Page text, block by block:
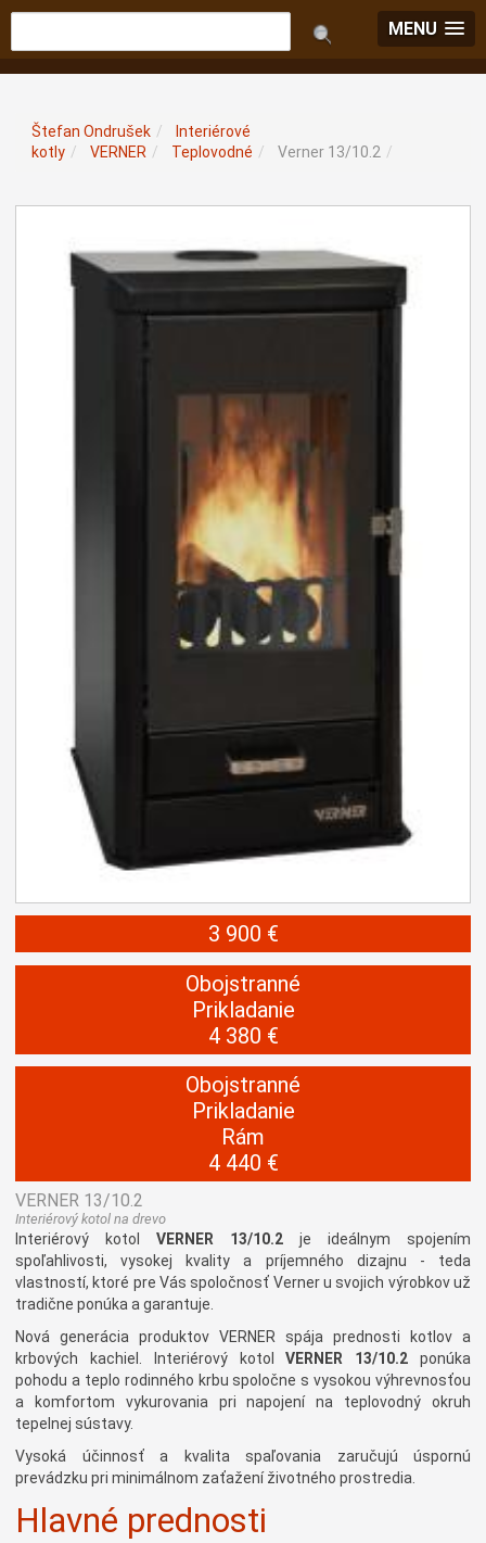
MENU
Štefan Ondrušek /
Interiérové
kotly / VERNER / Teplovodné / Verner 13/10.2 /
3 900 €
Obojstranné
Prikladanie
4 380 €
Obojstranné
Prikladanie
Rám
4 440 €
VERNER 13/10.2
Interiérový kotol na drevo
Interiérový kotol VERNER 13/10.2 je ideálnym spojením
spoľahlivosti, vysokej kvality a príjemného dizajnu - teda
vlastností, ktoré pre Vás spoločnosť Verner u svojich výrobkov už
tradične ponúka a garantuje.
Nová generácia produktov VERNER spája prednosti kotlov a
krbových kachiel. Interiérový kotolVERNER 13/10.2 ponúka
pohodu a teplo rodinného krbu spoločne s vysokou výhrevnosťou
a komfortom vykurovania pri napojení na teplovodný okruh
tepelnej sústavy.
Vysoká účinnosť a kvalita spaľovania zaručujú úspornú
prevádzku pri minimálnom zaťažení životného prostredia.
Hlavné prednosti